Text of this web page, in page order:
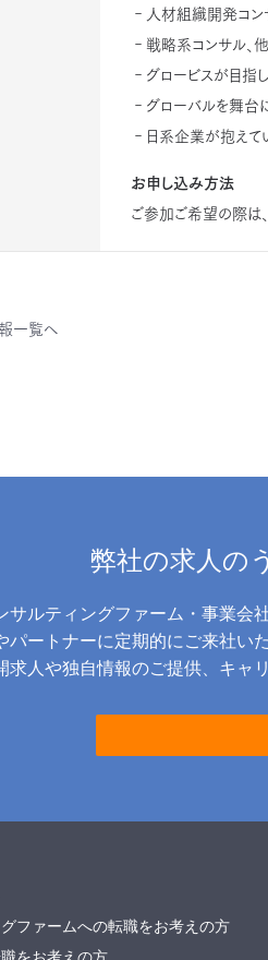
‐人材組織開発コン
‐戦略系コンサル、
‐グロービスが目指
‐グローバルを舞台
‐日系企業が抱えて
お申し込み方法
ご参加ご希望の際は
一覧へ
弊社の求人の
サルティングファーム・事業会
パートナーに定期的にご来社い
求人や独自情報のご提供、キャ
ファームへの転職をお考えの方